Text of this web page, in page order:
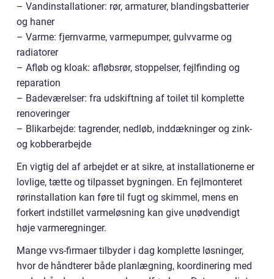
– Vandinstallationer: rør, armaturer, blandingsbatterier
og haner
– Varme: fjernvarme, varmepumper, gulvvarme og
radiatorer
– Afløb og kloak: afløbsrør, stoppelser, fejlfinding og
reparation
– Badeværelser: fra udskiftning af toilet til komplette
renoveringer
– Blikarbejde: tagrender, nedløb, inddækninger og zink-
og kobberarbejde
En vigtig del af arbejdet er at sikre, at installationerne er
lovlige, tætte og tilpasset bygningen. En fejlmonteret
rørinstallation kan føre til fugt og skimmel, mens en
forkert indstillet varmeløsning kan give unødvendigt
høje varmeregninger.
Mange vvs-firmaer tilbyder i dag komplette løsninger,
hvor de håndterer både planlægning, koordinering med